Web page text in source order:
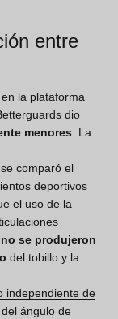
entre
la plataforma
dio
menores . La
se comparó el
deportivos
el uso de la
no se produjeron
del tobillo y la
independiente de
ángulo de